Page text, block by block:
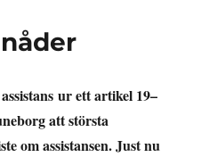
ur ettartikel 19–
att största
om assistansen. Just nu